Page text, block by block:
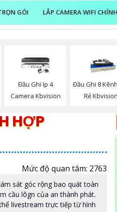
GÓI LẮP CAMERA WIFI
Đầu Ghi Ip 4
Camera Kbvision
Đầu Ghi 8
Rẻ Kbvision
HỢP
Mức độ quan tâm: 2763
sát góc rộng bao quát toàn
cầu lôgn của an thành phát.
livestream trực tiếp từ hình